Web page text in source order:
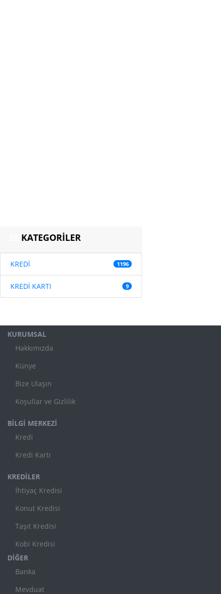
KATEGORİLER
KREDİ 1196
KREDİ KARTI 9
KURUMSAL
Hakkımızda
Künye
Bize Ulaşın
Koşullar ve Gizlilik
BİLGİ MERKEZİ
Kredi
Kredi Kartı
KREDİLER
İhtiyaç Kredisi
Konut Kredisi
Taşıt Kredisi
Kobi Kredisi
DİĞER
Banka
Mevduat